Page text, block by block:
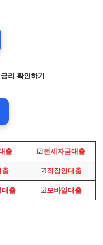
리 확인하기
출 ☑전세자금대출
출 ☑직장인대출
대출 ☑모바일대출